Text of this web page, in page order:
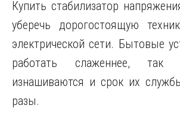
Купить стабилизатор
уберечь дорогостоящую
электрической сети. Бытовые
работать слаженнее,
изнашиваются и срок их
разы.